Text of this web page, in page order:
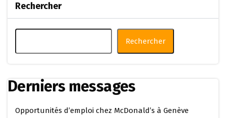
Rechercher
Rechercher
Derniers messages
Opportunités d’emploi chez McDonald’s à Genève